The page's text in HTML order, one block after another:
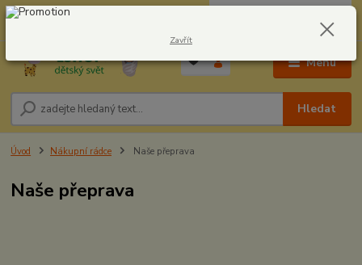
Menu
Hledat
604278943 0,00 Kč
Úvod Nákupní rádce Naše přeprava
Naše přeprava
Zavřít